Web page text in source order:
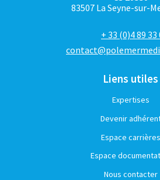
83507 La Seyne-sur-
+ 33 (0)4 89 33
Liens utiles
Expertises
Devenir
Espace carrières
Espace
Nous contacter